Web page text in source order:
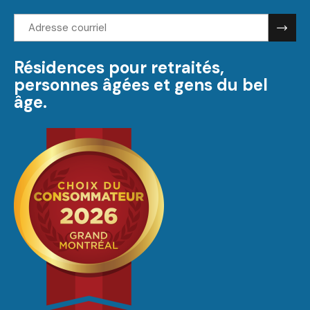
Adresse
courriel:
Résidences pour retraités,
personnes âgées et gens du bel
âge.